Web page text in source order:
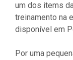
um dos items
treinamento na
disponível em
Por uma